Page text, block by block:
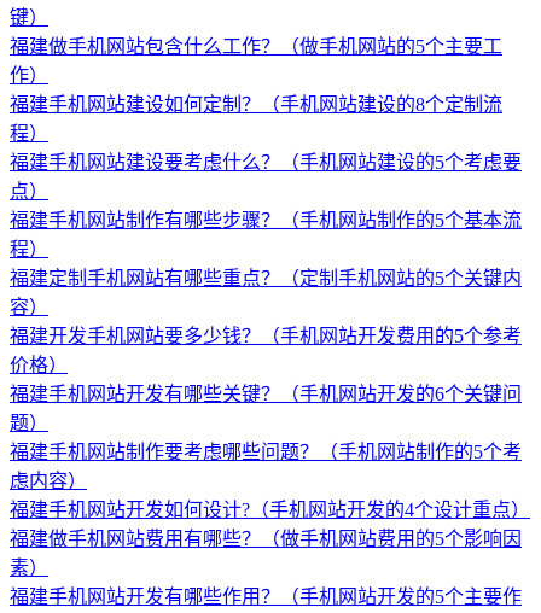
键）
福建做手机网站包含什么工作？（做手机网站的5个主要工
作）
福建手机网站建设如何定制？（手机网站建设的8个定制流
程）
福建手机网站建设要考虑什么？（手机网站建设的5个考虑要
点）
福建手机网站制作有哪些步骤？（手机网站制作的5个基本流
程）
福建定制手机网站有哪些重点？（定制手机网站的5个关键内
容）
福建开发手机网站要多少钱？（手机网站开发费用的5个参考
价格）
福建手机网站开发有哪些关键？（手机网站开发的6个关键问
题）
福建手机网站制作要考虑哪些问题？（手机网站制作的5个考
虑内容）
福建手机网站开发如何设计?（手机网站开发的4个设计重点）
福建做手机网站费用有哪些？（做手机网站费用的5个影响因
素）
福建手机网站开发有哪些作用？（手机网站开发的5个主要作